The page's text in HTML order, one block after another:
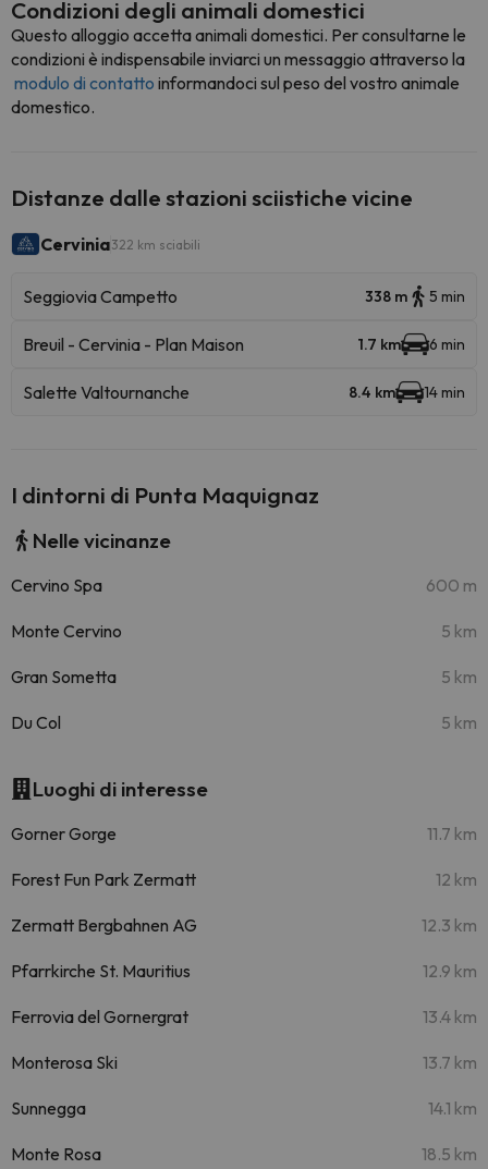
Condizioni degli animali domestici
Questo alloggio accetta animali domestici. Per consultarne le
condizioni è indispensabile inviarci un messaggio attraverso la
modulo di contatto informandoci sul peso del vostro animale
domestico.
Distanze dalle stazioni sciistiche vicine
Cervinia322 km sciabili
Seggiovia Campetto 338 m 5 min
Breuil - Cervinia - Plan Maison 1.7 km 6 min
Salette Valtournanche 8.4 km 14 min
I dintorni di Punta Maquignaz
Nelle vicinanze
Cervino Spa 600 m
Monte Cervino 5 km
Gran Sometta 5 km
Du Col 5 km
Luoghi di interesse
Gorner Gorge 11.7 km
Forest Fun Park Zermatt 12 km
Zermatt Bergbahnen AG 12.3 km
Pfarrkirche St. Mauritius 12.9 km
Ferrovia del Gornergrat 13.4 km
Monterosa Ski 13.7 km
Sunnegga 14.1 km
Monte Rosa 18.5 km